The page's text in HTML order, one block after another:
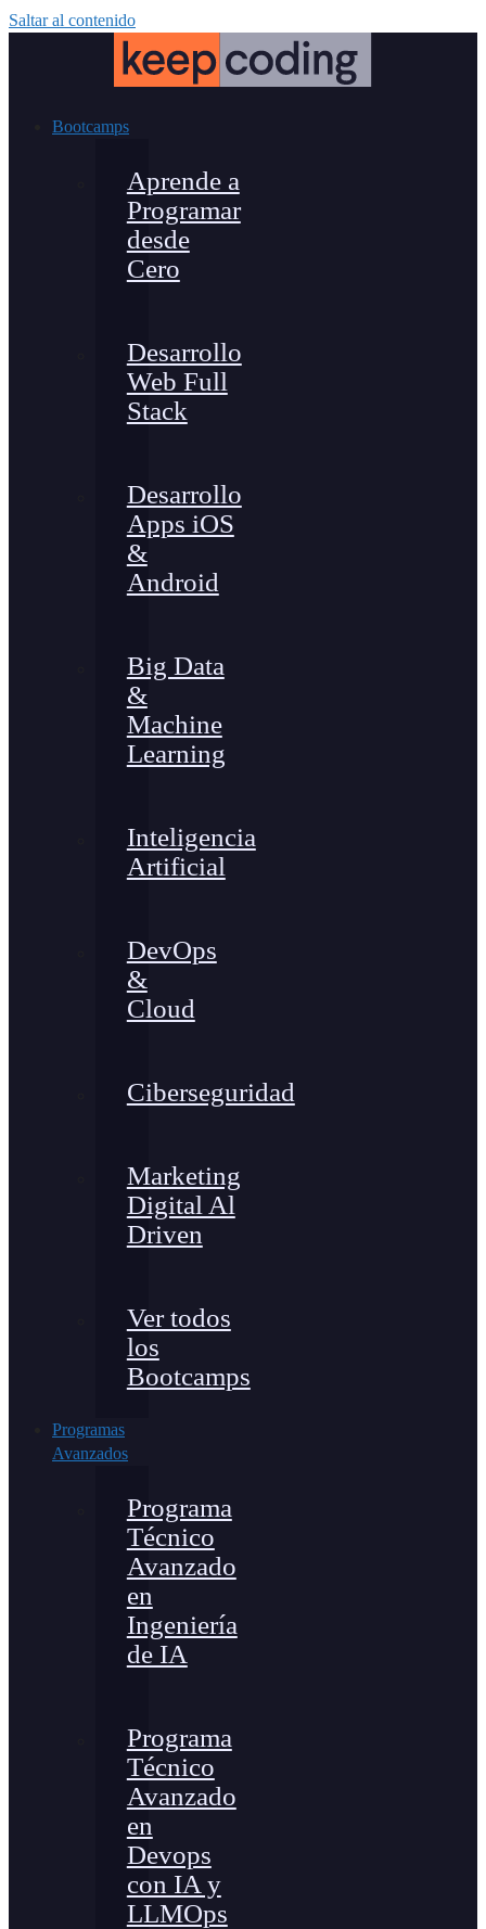
Saltar al contenido
Bootcamps
Aprende a
Programar
desde
Cero
Desarrollo
Web Full
Stack
Desarrollo
Apps iOS
&
Android
Big Data
&
Machine
Learning
Inteligencia
Artificial
DevOps
&
Cloud
Ciberseguridad
Marketing
Digital Al
Driven
Ver todos
los
Bootcamps
Programas
Avanzados
Programa
Técnico
Avanzado
en
Ingeniería
de IA
Programa
Técnico
Avanzado
en
Devops
con IA y
LLMOps